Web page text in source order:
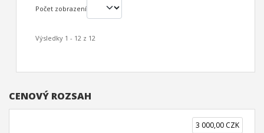
CENOVÝ ROZSAH
3 000,00 CZK
Počet zobrazení
Výsledky 1 - 12 z 12